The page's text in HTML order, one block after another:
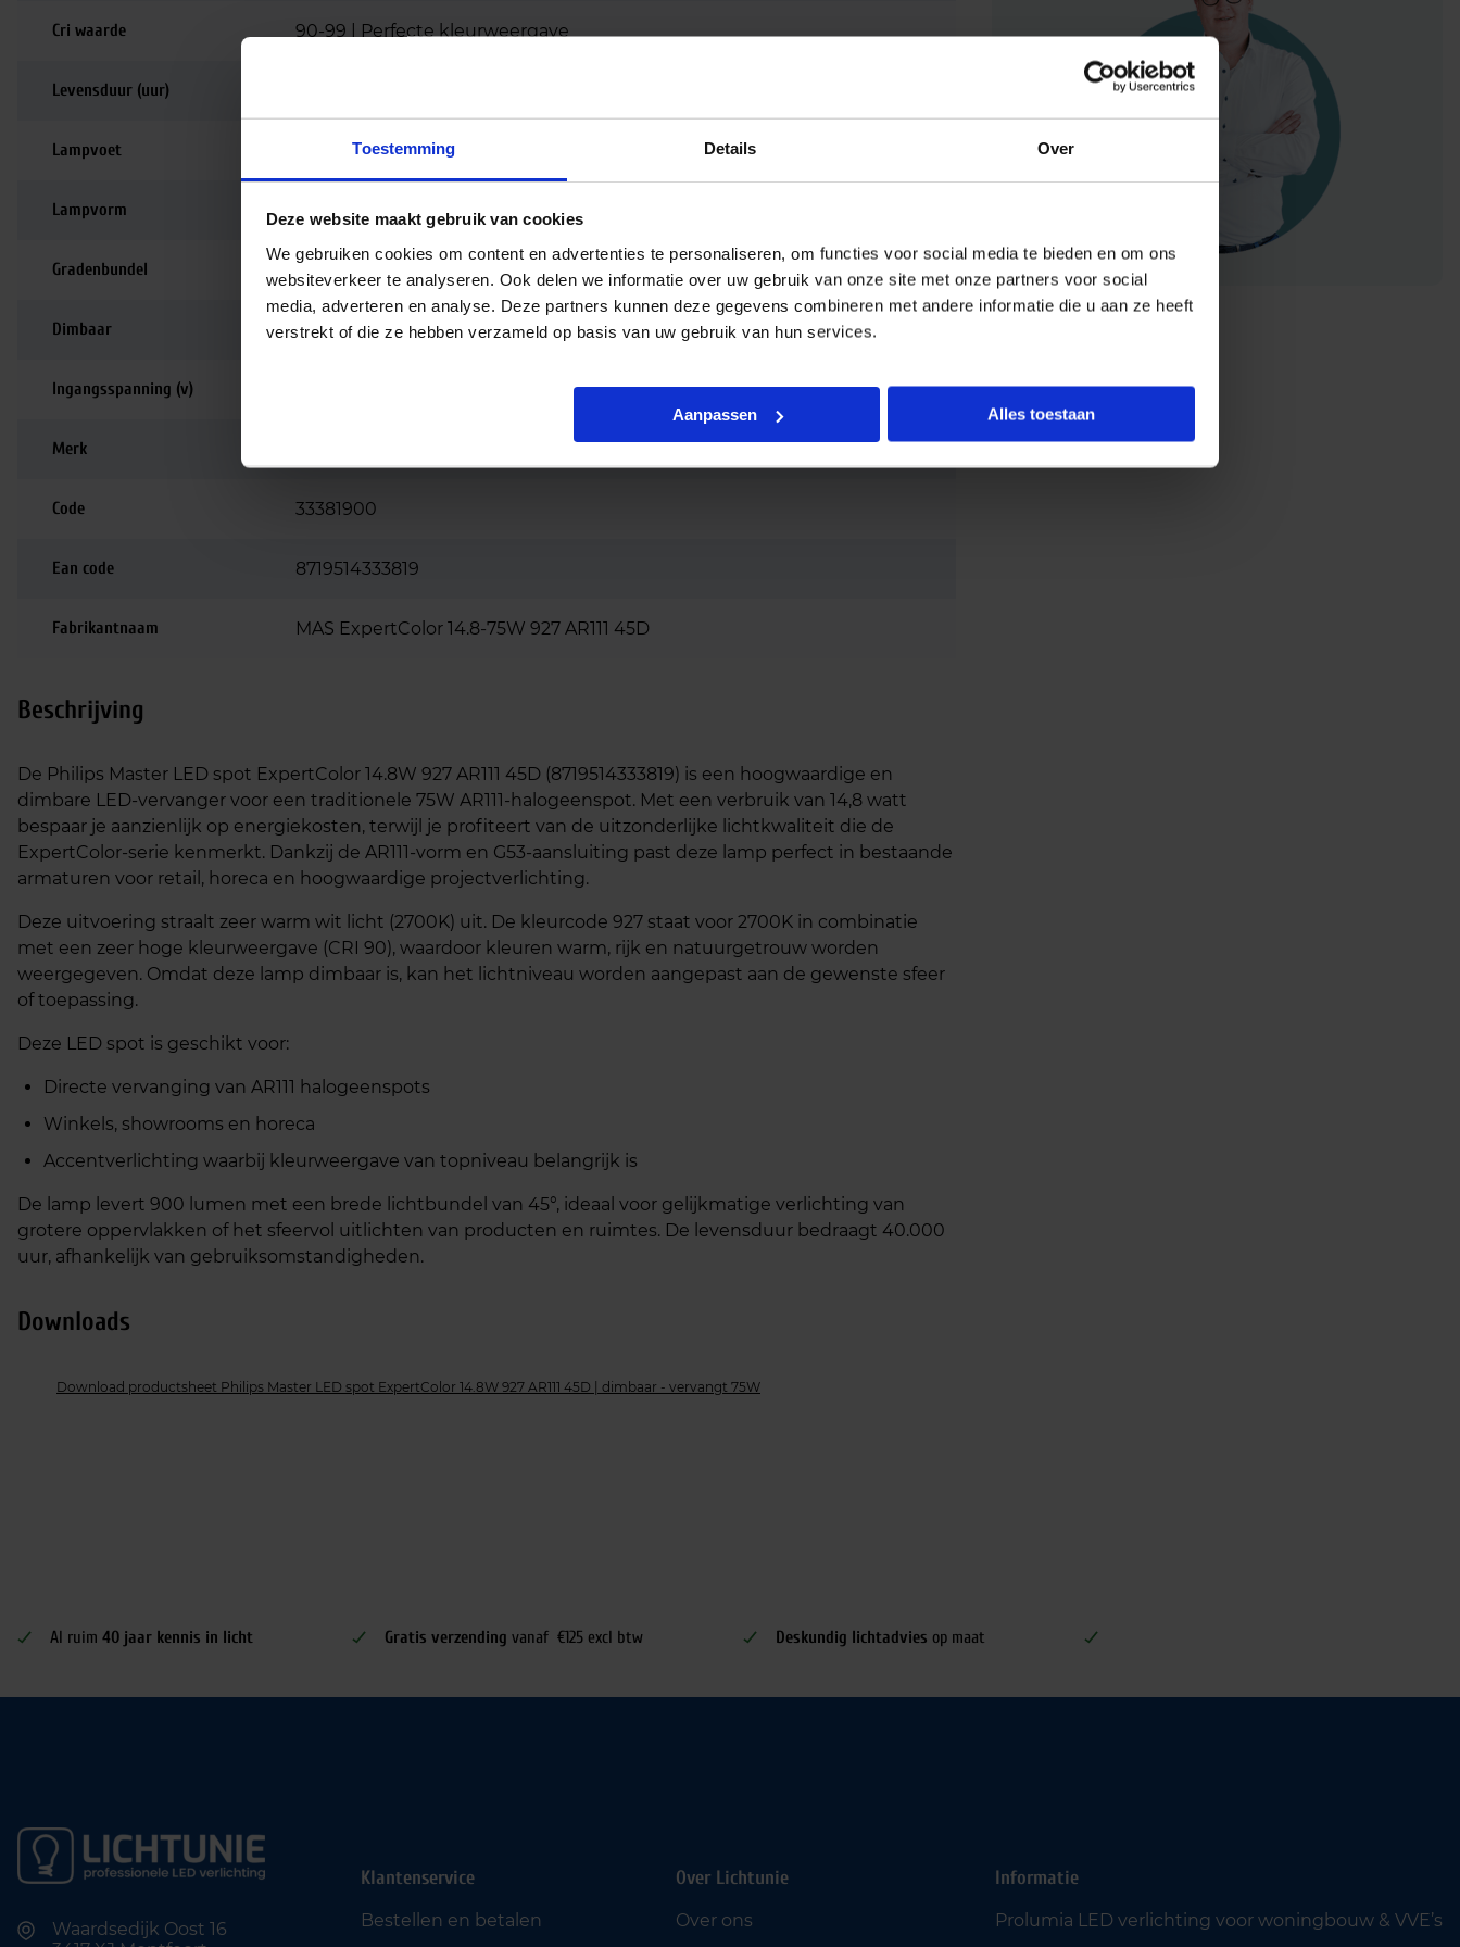
Toestemming Details Over
Deze website maakt gebruik van cookies
We gebruiken cookies om content en advertenties te personaliseren, om functies voor social media te bieden en om ons
websiteverkeer te analyseren. Ook delen we informatie over uw gebruik van onze site met onze partners voor social
media, adverteren en analyse. Deze partners kunnen deze gegevens combineren met andere informatie die u aan ze heeft
verstrekt of die ze hebben verzameld op basis van uw gebruik van hun services.
Aanpassen Alles toestaan
Cri waarde 90-99 | Perfecte kleurweergave
Levensduur (uur)
Lampvoet
Lampvorm AR111
Gradenbundel 45 graden
Dimbaar Dimbaar
Ingangsspanning (v)
Merk
Code 33381900
Ean code 8719514333819
Fabrikantnaam MAS ExpertColor 14.8-75W 927 AR111 45D
Beschrijving
De Philips Master LED spot ExpertColor 14.8W 927 AR111 45D (8719514333819) is een hoogwaardige en
dimbare LED‑vervanger voor een traditionele 75W AR111‑halogeenspot. Met een verbruik van 14,8 watt
bespaar je aanzienlijk op energiekosten, terwijl je profiteert van de uitzonderlijke lichtkwaliteit die de
ExpertColor‑serie kenmerkt. Dankzij de AR111‑vorm en G53‑aansluiting past deze lamp perfect in bestaande
armaturen voor retail, horeca en hoogwaardige projectverlichting.
Deze uitvoering straalt zeer warm wit licht (2700K) uit. De kleurcode 927 staat voor 2700K in combinatie
met een zeer hoge kleurweergave (CRI 90), waardoor kleuren warm, rijk en natuurgetrouw worden
weergegeven. Omdat deze lamp dimbaar is, kan het lichtniveau worden aangepast aan de gewenste sfeer
of toepassing.
Deze LED spot is geschikt voor:
Directe vervanging van AR111 halogeenspots
Winkels, showrooms en horeca
Accentverlichting waarbij kleurweergave van topniveau belangrijk is
De lamp levert 900 lumen met een brede lichtbundel van 45°, ideaal voor gelijkmatige verlichting van
grotere oppervlakken of het sfeervol uitlichten van producten en ruimtes. De levensduur bedraagt 40.000
uur, afhankelijk van gebruiksomstandigheden.
Downloads
Download productsheet Philips Master LED spot ExpertColor 14.8W 927 AR111 45D | dimbaar - vervangt 75W
Al ruim 40 jaar kennis in licht Gratis verzending vanaf €125 excl btw Deskundig lichtadvies op maat
Waardsedijk Oost 16
Klantenservice
Bestellen en betalen
Over Lichtunie
Over ons
Informatie
Prolumia LED verlichting voor woningbouw & VVE’s